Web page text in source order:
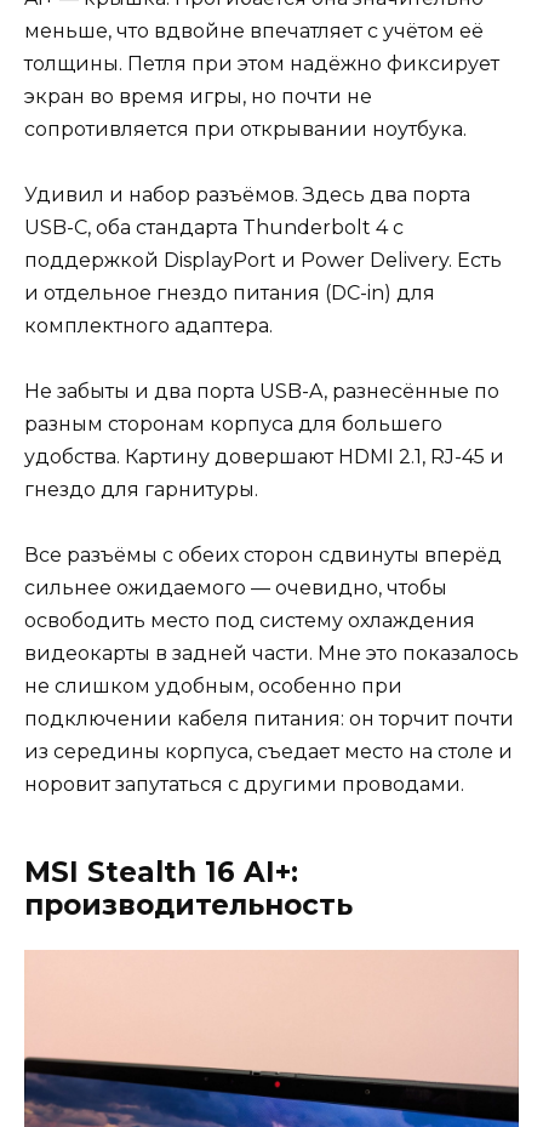
меньше, что вдвойне впечатляет с учётом её
толщины. Петля при этом надёжно фиксирует
экран во время игры, но почти не
сопротивляется при открывании ноутбука.
Удивил и набор разъёмов. Здесь два порта
USB-C, оба стандарта Thunderbolt 4 с
поддержкой DisplayPort и Power Delivery. Есть
и отдельное гнездо питания (DC-in) для
комплектного адаптера.
Не забыты и два порта USB-A, разнесённые по
разным сторонам корпуса для большего
удобства. Картину довершают HDMI 2.1, RJ-45 и
гнездо для гарнитуры.
Все разъёмы с обеих сторон сдвинуты вперёд
сильнее ожидаемого — очевидно, чтобы
освободить место под систему охлаждения
видеокарты в задней части. Мне это показалось
не слишком удобным, особенно при
подключении кабеля питания: он торчит почти
из середины корпуса, съедает место на столе и
норовит запутаться с другими проводами.
MSI Stealth 16 AI+:
производительность